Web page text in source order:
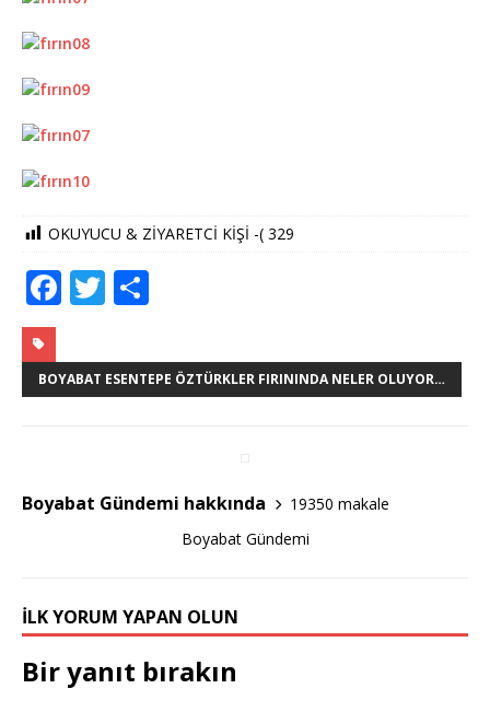
OKUYUCU & ZİYARETCİ KİŞİ -( 329
F
c
e
o
T
it
te
ar
e
BOYABAT ESENTEPE ÖZTÜRKLER FIRININDA NELER OLUYOR…
Boyabat Gündemi hakkında
19350 makale
Boyabat Gündemi
İLK YORUM YAPAN OLUN
Bir yanıt bırakın